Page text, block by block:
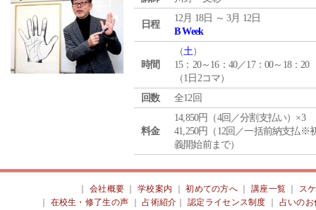
日程
12月 18日 ～ 3月 12日
B Week
時間
（土）
15：20～16：40／17：00～18：20
（1日2コマ）
回数
全12回
料金
14,850円（4回／分割支払い）×3
41,250円（12回／一括前納支払※
義開始前まで）
会社概要 ｜学校案内 ｜初めての方へ 講座一覧
ス
在校生・修了生の声 ｜占術紹介 ｜認定ライセンス制度
占いのお